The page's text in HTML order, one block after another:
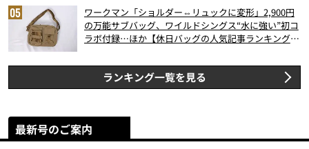
ワークマン「ショルダー⇔リュックに変形」2,900円
の万能サブバッグ、ワイルドシングス“水に強い”初コ
ラボ付録…ほか【休日バッグの人気記事ランキングベ
ランキング一覧を見る
最新号のご案内